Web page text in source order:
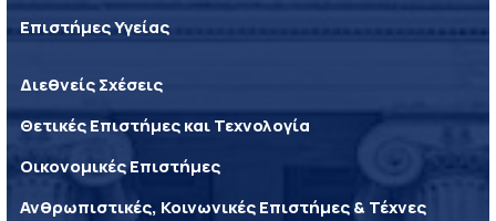
Επιστήμες Υγείας
Διεθνείς Σχέσεις
Θετικές Επιστήμες και Τεχνολογία
Οικονομικές Επιστήμες
Ανθρωπιστικές, Κοινωνικές Επιστήμες & Τέχνες